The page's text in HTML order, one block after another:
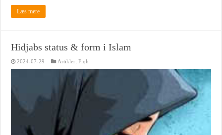
Læs mere
Hidjabs status & form i Islam
2024-07-29 Artikler ,Fiqh